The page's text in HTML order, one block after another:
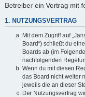
Betreiber ein Vertrag mit
1. NUTZUNGSVERTRAG
Mit dem Zugriff auf
Board“) schließt du
Boards ab (im
nachfolgenden
Wenn du mit diesen
das Board nicht weiter
jeweils die an dieser
Der Nutzungsvertrag